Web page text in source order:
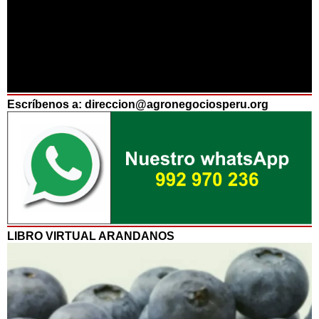
Escríbenos a: direccion@agronegociosperu.org
LIBRO VIRTUAL ARANDANOS